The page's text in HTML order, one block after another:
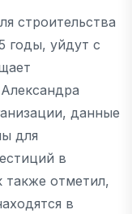
строительства
годы, уйдут с
данные
для
в
также отметил,
в